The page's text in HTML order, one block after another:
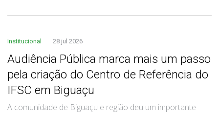
Institucional 28 jul 2026
Audiência Pública marca mais um passo
pela criação do Centro de Referência do
IFSC em Biguaçu
A comunidade de Biguaçu e região deu um importante